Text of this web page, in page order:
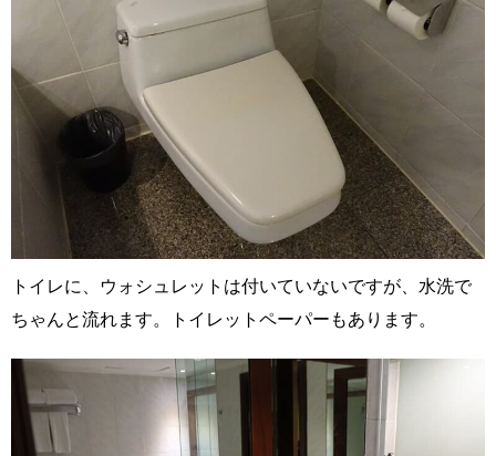
トイレに、ウォシュレットは付いていないですが、水洗で
ちゃんと流れます。トイレットペーパーもあります。